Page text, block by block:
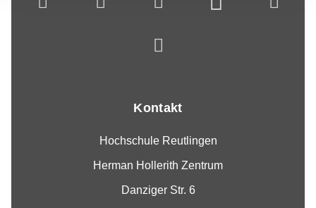
Kontakt
Hochschule Reutlingen
Herman Hollerith Zentrum
Danziger Str. 6